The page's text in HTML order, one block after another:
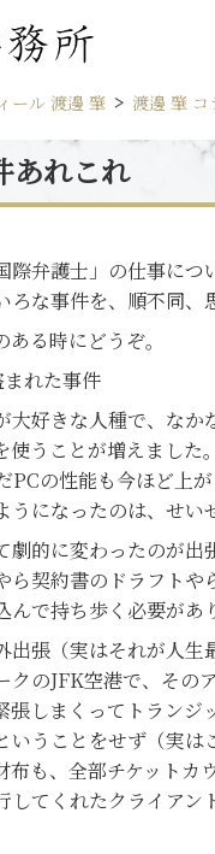
ール 渡邊 肇 渡邊 肇 コ
あれこれ
弁護士」の仕事に
な事件を、順不同、
る時にどうぞ。
まれた事件
好きな人種で、なか
使うことが増えまし
PCの性能も今ほど上
になったのは、せい
的に変わったのが
契約書のドラフト
で持ち歩く必要があ
張（実はそれが人生
クのJFK空港で、そ
張しまくってトラン
いうことをせず（実
も、全部チケット
してくれたクライア